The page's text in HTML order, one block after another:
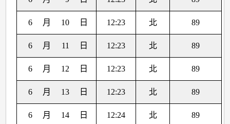
6 月 10 日 12:23 北 89
6 月 11 日 12:23 北 89
6 月 12 日 12:23 北 89
6 月 13 日 12:23 北 89
6 月 14 日 12:24 北 89